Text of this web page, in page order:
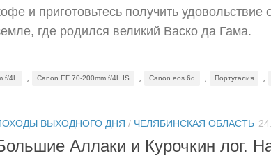
и приготовьтесь получить удовольствие
где родился великий Васко да Гама.
f/4L Canon EF 70-200mm f/4L IS Canon eos 6d Португалия
ВЫХОДНОГО ДНЯ / ЧЕЛЯБИНСКАЯ ОБЛАСТЬ
Аллаки и Курочкин лог.